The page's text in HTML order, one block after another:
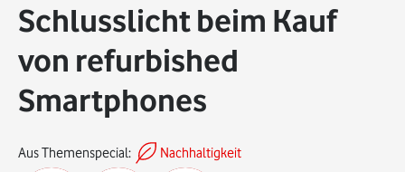
Schlusslicht beim Kauf
von refurbished
Smartphones
Aus Themenspecial: Nachhaltigkeit